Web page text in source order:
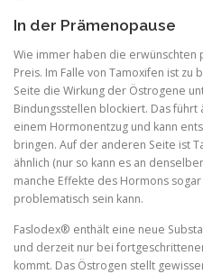
In der Prämenopause
Wie immer haben die erwünschten
Preis. Im Falle von Tamoxifen ist zu
Seite die Wirkung der Östrogene
Bindungsstellen blockiert. Das führt
einem Hormonentzug und kann
bringen. Auf der anderen Seite ist
ähnlich (nur so kann es an
manche Effekte des Hormons
problematisch sein kann.
Faslodex® enthält eine neue
und derzeit nur bei
kommt. Das Östrogen stellt